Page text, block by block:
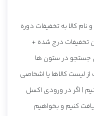
کالا به تخفیفات دوره
تخفیفات درج شده +
جستجو در ستون ها
لیست کالاها یا اشخاصی
| اگر در ورودی اکسل
کنیم و بخواهیم